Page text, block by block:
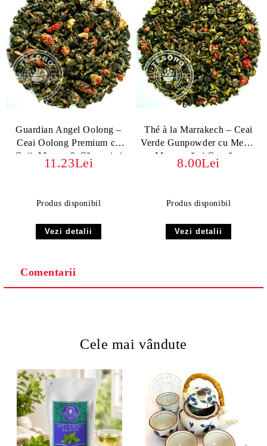
Guardian Angel Oolong –
Ceai Oolong Premium cu
Goji, Mango & Căpșuni si
Milky Oolong
11.23Lei
Produs disponibil
Vezi detalii
Thé à la Marrakech – Ceai
Verde Gunpowder cu Mentă
Marocană și Coacăze
8.00Lei
Produs disponibil
Vezi detalii
Comentarii
Cele mai vândute